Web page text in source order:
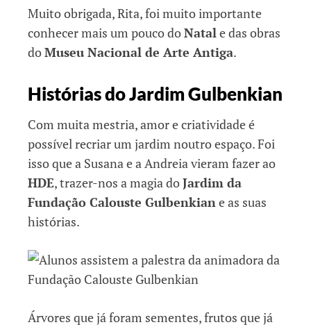
Muito obrigada, Rita, foi muito importante
conhecer mais um pouco doNatale das obras
doMuseu Nacional de Arte Antiga.
Histórias do Jardim Gulbenkian
Com muita mestria, amor e criatividade é
possível recriar um jardim noutro espaço. Foi
isso que a Susana e a Andreia vieram fazer ao
HDE, trazer-nos a magia doJardim da
Fundação Calouste Gulbenkiane as suas
histórias.
Árvores que já foram sementes, frutos que já